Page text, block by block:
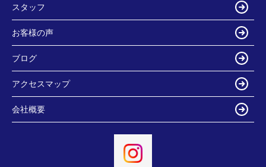
スタッフ
お客様の声
ブログ
アクセスマップ
会社概要